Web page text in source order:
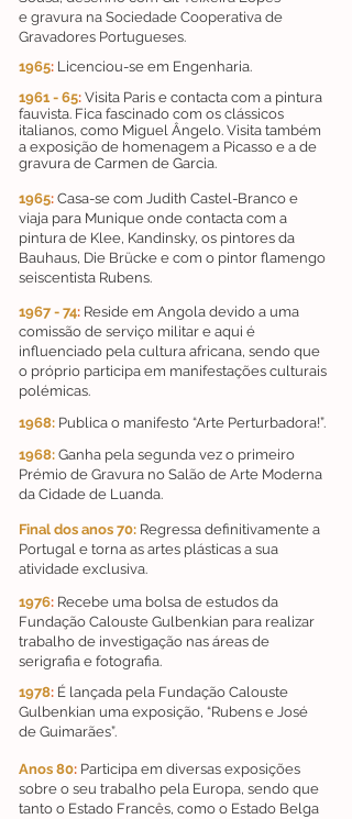
e gravura na Sociedade Cooperativa de
Gravadores Portugueses.
1965: Licenciou-se em Engenharia.
1961 - 65: Visita Paris e contacta com a pintura
fauvista. Fica fascinado com os clássicos
italianos, como Miguel Ângelo. Visita também
a exposição de homenagem a Picasso e a de
gravura de Carmen de Garcia.
1965: Casa-se com Judith Castel-Branco e
viaja para Munique onde contacta com a
pintura de Klee, Kandinsky, os pintores da
Bauhaus, Die Brücke e com o pintor flamengo
seiscentista Rubens.
1967 - 74: Reside em Angola devido a uma
comissão de serviço militar e aqui é
influenciado pela cultura africana, sendo que
o próprio participa em manifestações culturais
polémicas.
1968: Publica o manifesto “Arte Perturbadora!”.
1968: Ganha pela segunda vez o primeiro
Prémio de Gravura no Salão de Arte Moderna
da Cidade de Luanda.
Final dos anos 70: Regressa definitivamente a
Portugal e torna as artes plásticas a sua
atividade exclusiva.
1976: Recebe uma bolsa de estudos da
Fundação Calouste Gulbenkian para realizar
trabalho de investigação nas áreas de
serigrafia e fotografia.
1978: É lançada pela Fundação Calouste
Gulbenkian uma exposição, “Rubens e José
de Guimarães”.
Anos 80: Participa em diversas exposições
sobre o seu trabalho pela Europa, sendo que
tanto o Estado Francês, como o Estado Belga